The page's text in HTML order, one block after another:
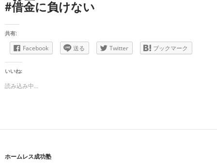
#借金に負けない
共有:
Facebook 送る Twitter ブックマーク
いいね:
読み込み中...
ホームレス成功塾